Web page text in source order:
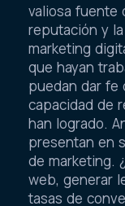
valiosa fuente
reputación y
marketing
que hayan
puedan dar fe
capacidad de
han logrado.
presentan en
de marketing.
web, generar
tasas de